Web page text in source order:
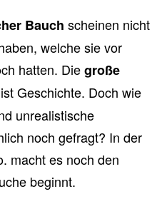
Bauch scheinen nicht
welche sie vor
hatten. Diegroße
ist Geschichte. Doch wie
unrealistische
noch gefragt? In der
macht es noch den
beginnt.